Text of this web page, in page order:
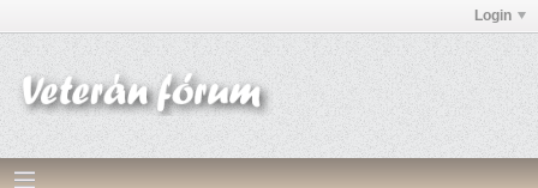
Login